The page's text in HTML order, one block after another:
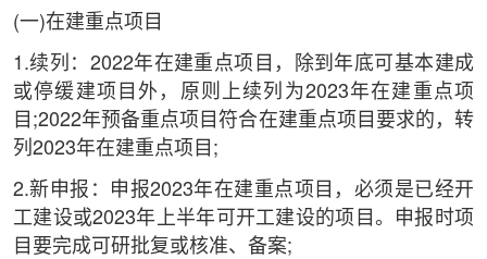
(一)在建重点项目
1.续列：2022年在建重点项目，除到年底可基本建成
或停缓建项目外，原则上续列为2023年在建重点项
目;2022年预备重点项目符合在建重点项目要求的，转
列2023年在建重点项目;
2.新申报：申报2023年在建重点项目，必须是已经开
工建设或2023年上半年可开工建设的项目。申报时项
目要完成可研批复或核准、备案;